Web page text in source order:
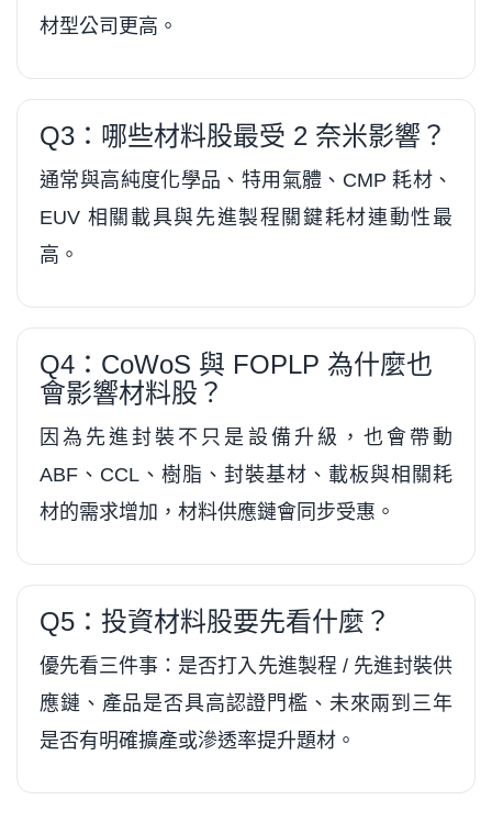
材型公司更高。
Q3：哪些材料股最受 2 奈米影響？
通常與高純度化學品、特用氣體、CMP 耗材、
EUV 相關載具與先進製程關鍵耗材連動性最
高。
Q4：CoWoS 與 FOPLP 為什麼也
會影響材料股？
因為先進封裝不只是設備升級，也會帶動
ABF、CCL、樹脂、封裝基材、載板與相關耗
材的需求增加，材料供應鏈會同步受惠。
Q5：投資材料股要先看什麼？
優先看三件事：是否打入先進製程 / 先進封裝供
應鏈、產品是否具高認證門檻、未來兩到三年
是否有明確擴產或滲透率提升題材。